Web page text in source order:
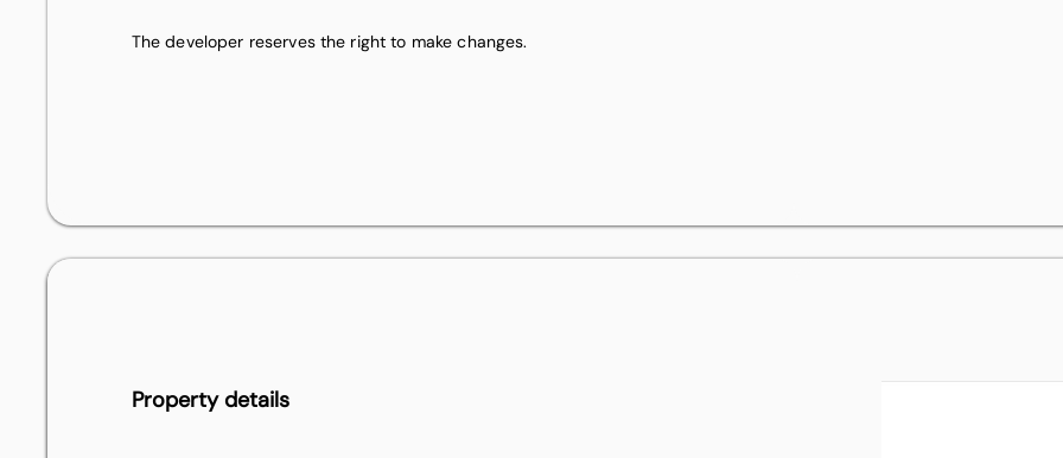
The developer reserves the right to make changes.
Property details